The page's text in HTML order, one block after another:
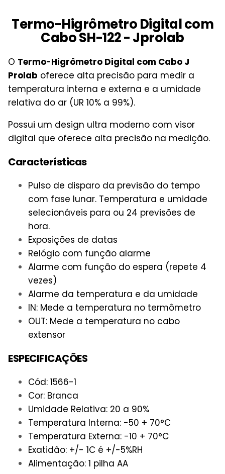
Termo-Higrômetro Digital com
Cabo SH-122 - Jprolab
O Termo-Higrômetro Digital com Cabo J
Prolab oferece alta precisão para medir a
temperatura interna e externa e a umidade
relativa do ar (UR 10% a 99%).
Possui um design ultra moderno com visor
digital que oferece alta precisão na medição.
Características
Pulso de disparo da previsão do tempo
com fase lunar. Temperatura e umidade
selecionáveis para ou 24 previsões de
hora.
Exposições de datas
Relógio com função alarme
Alarme com função do espera (repete 4
vezes)
Alarme da temperatura e da umidade
IN: Mede a temperatura no termômetro
OUT: Mede a temperatura no cabo
extensor
ESPECIFICAÇÕES
Cód: 1566-1
Cor: Branca
Umidade Relativa: 20 a 90%
Temperatura Interna: -50 + 70°C
Temperatura Externa: -10 + 70°C
Exatidão: +/- 1C é +/-5%RH
Alimentação: 1 pilha AA